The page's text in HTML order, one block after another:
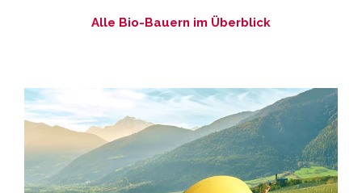
Alle Bio-Bauern im Überblick